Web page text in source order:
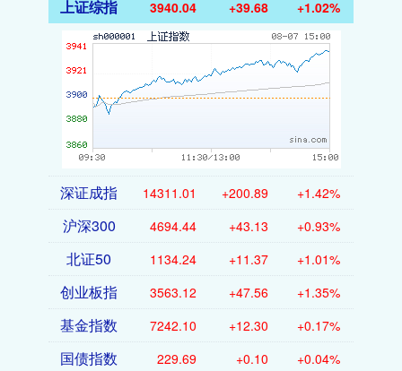
上证综指 3940.04 +39.68 +1.02%
深证成指 14311.01 +200.89 +1.42%
沪深300 4694.44 +43.13 +0.93%
北证50 1134.24 +11.37 +1.01%
创业板指 3563.12 +47.56 +1.35%
基金指数 7242.10 +12.30 +0.17%
国债指数 229.69 +0.10 +0.04%